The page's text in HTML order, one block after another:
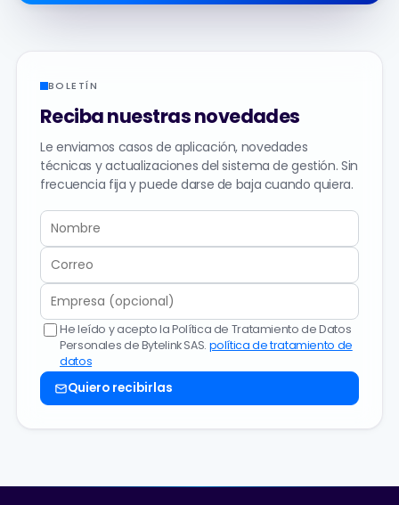
BOLETÍN
Reciba nuestras novedades
Le enviamos casos de aplicación, novedades
técnicas y actualizaciones del sistema de gestión. Sin
frecuencia fija y puede darse de baja cuando quiera.
He leído y acepto la Política de Tratamiento de Datos
Personales de Bytelink SAS. política de tratamiento de
datos
Quiero recibirlas